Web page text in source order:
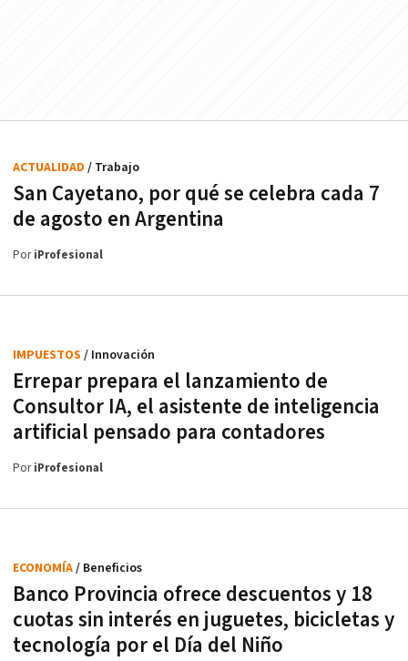
San Cayetano, por qué se celebra cada 7
de agosto en Argentina
ACTUALIDAD / Trabajo
PoriProfesional
Errepar prepara el lanzamiento de
Consultor IA, el asistente de inteligencia
artificial pensado para contadores
IMPUESTOS / Innovación
PoriProfesional
Banco Provincia ofrece descuentos y 18
cuotas sin interés en juguetes, bicicletas y
tecnología por el Día del Niño
ECONOMÍA/ Beneficios